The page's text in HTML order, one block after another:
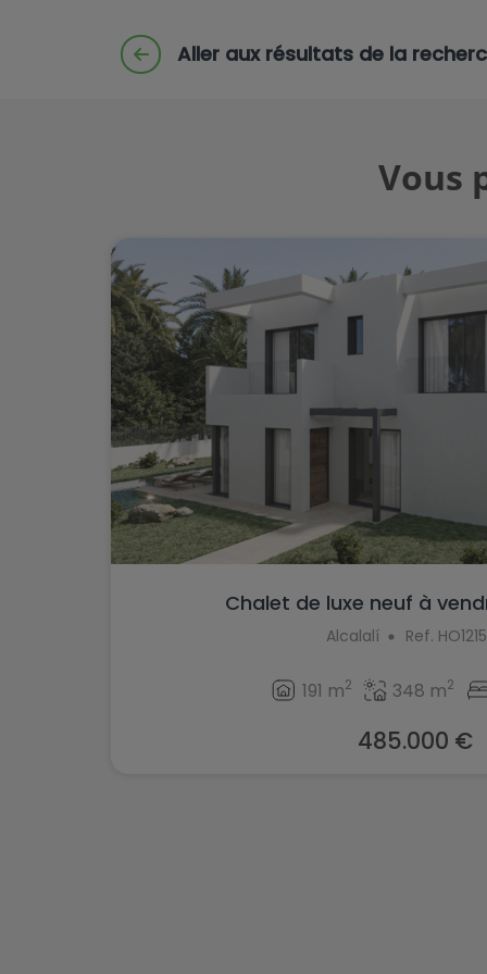
Aller aux résultats de la
Vous
Chalet de luxe neuf à
Alcalalí Ref.
191 m2 348 m2
485.000 €